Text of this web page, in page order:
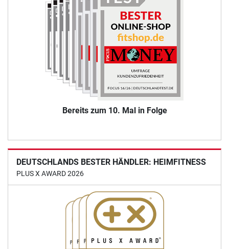
Bereits zum 10. Mal in Folge
DEUTSCHLANDS BESTER HÄNDLER: HEIMFITNESS
PLUS X AWARD 2026